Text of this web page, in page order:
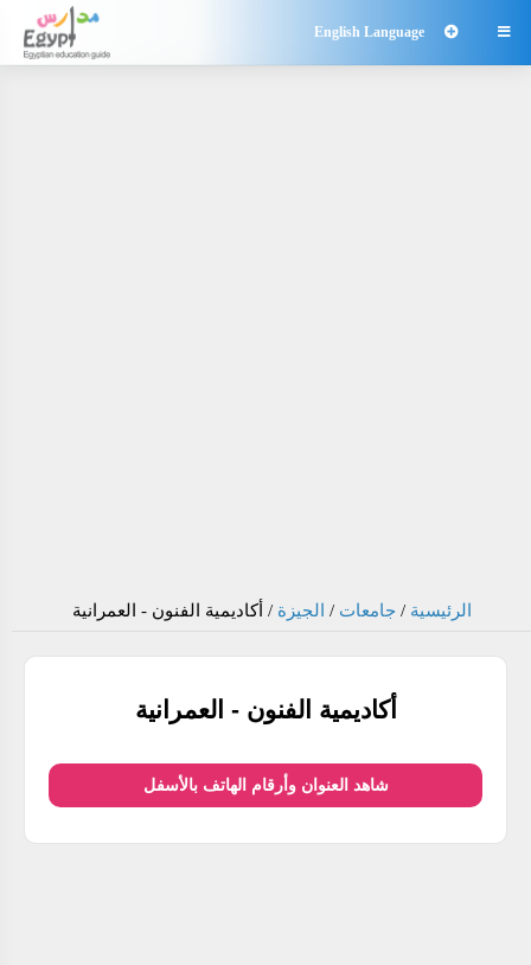

English Language
الرئيسية / جامعات / الجيزة / أكاديمية الفنون - العمرانية
أكاديمية الفنون - العمرانية
شاهد العنوان وأرقام الهاتف بالأسفل